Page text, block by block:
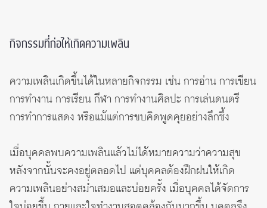
กิจกรรมที่ก่อให้เกิดความเพลิน
ความเพลินเกิดขึ้นได้ในหลายกิจกรรม เช่น การอ่าน การเขียน
การทำงาน การเรียน กีฬา การทำงานศิลปะ การเล่นดนตรี
การทำการแสดง หรือแม้แต่การขบคิดพูดคุยอย่างลึกซึ้ง
เมื่อบุคคลพบความเพลินแล้วไม่ได้หมายความว่าความสุข
หลังจากนั้นจะคงอยู่ตลอดไป แต่บุคคลต้องฝึกฝนให้เกิด
ความเพลินอย่างสม่ำเสมอและบ่อยครั้ง เมื่อบุคคลได้จัดการ